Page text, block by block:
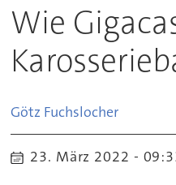
Wie
Götz Fuchslocher
23. März 2022 -